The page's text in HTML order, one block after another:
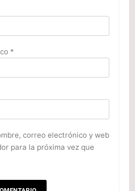
*
correo electrónico y web
para la próxima vez que